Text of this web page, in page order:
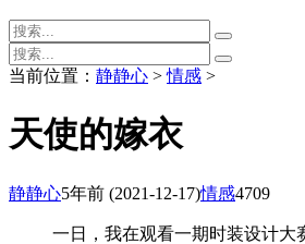
当前位置： 静静心 >情感 >
天使的嫁衣
静静心5年前 (2021-12-17)情感4709
一日，我在观看一期时装设计大